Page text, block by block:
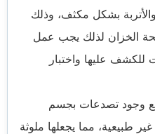
والأتربة بشكل مكثف، وذلك
الخزان لذلك يجب عمل
عليها واختبار
وجود تصدعات بجسم
طبيعية، مما يجعلها ملوثة